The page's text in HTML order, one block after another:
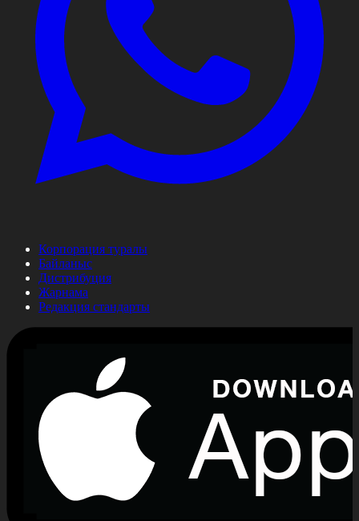
Корпорация туралы
Байланыс
Дистрибуция
Жарнама
Редакция стандарты